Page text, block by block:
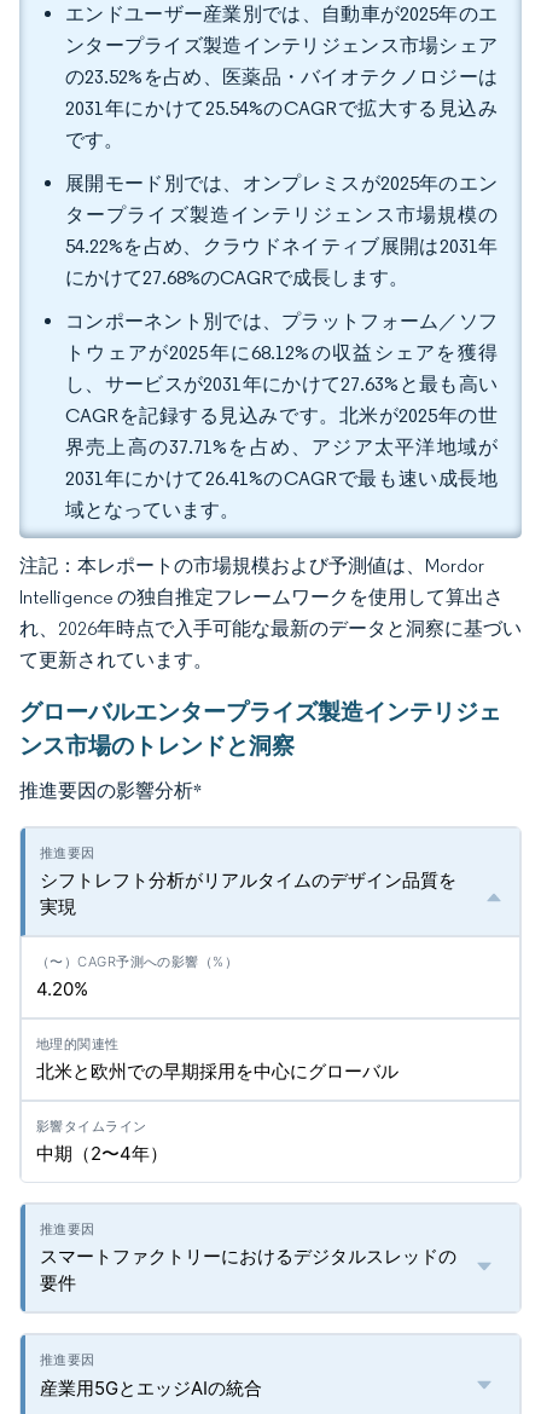
エンドユーザー産業別では、自動車が2025年のエ
ンタープライズ製造インテリジェンス市場シェア
の23.52%を占め、医薬品・バイオテクノロジーは
2031年にかけて25.54%のCAGRで拡大する見込み
です。
展開モード別では、オンプレミスが2025年のエン
タープライズ製造インテリジェンス市場規模の
54.22%を占め、クラウドネイティブ展開は2031年
にかけて27.68%のCAGRで成長します。
コンポーネント別では、プラットフォーム／ソフ
トウェアが2025年に68.12%の収益シェアを獲得
し、サービスが2031年にかけて27.63%と最も高い
CAGRを記録する見込みです。北米が2025年の世
界売上高の37.71%を占め、アジア太平洋地域が
2031年にかけて26.41%のCAGRで最も速い成長地
域となっています。
注記：本レポートの市場規模および予測値は、Mordor
Intelligence の独自推定フレームワークを使用して算出さ
れ、2026年時点で入手可能な最新のデータと洞察に基づい
て更新されています。
グローバルエンタープライズ製造インテリジェ
ンス市場のトレンドと洞察
推進要因の影響分析*
シフトレフト分析がリアルタイムのデザイン品質を
実現
4.20%
北米と欧州での早期採用を中心にグローバル
中期（2〜4年）
スマートファクトリーにおけるデジタルスレッドの
要件
産業用5GとエッジAIの統合